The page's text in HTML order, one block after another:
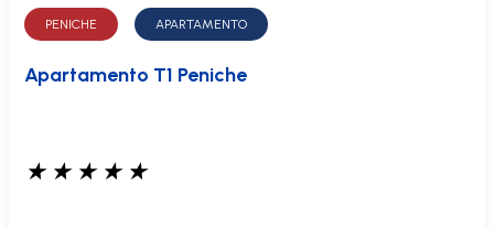
PENICHE APARTAMENTO
Apartamento T1 Peniche
★ ★ ★ ★ ★